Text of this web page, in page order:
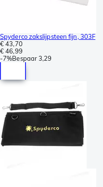
Spyderco zakslijpsteen fijn, 303F
€ 43,70
€ 46,99
-7%Bespaar3,29